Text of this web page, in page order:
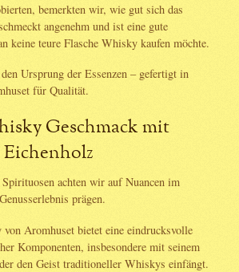
bemerkten wir, wie gut sich das
angenehm und ist eine gute
keine teure Flasche Whisky kaufen möchte.
Ursprung der Essenzen – gefertigt in
für Qualität.
Geschmack mit
achten wir auf Nuancen im
prägen.
Aromhuset bietet eine eindrucksvolle
Komponenten, insbesondere mit seinem
den Geist traditioneller Whiskys einfängt.